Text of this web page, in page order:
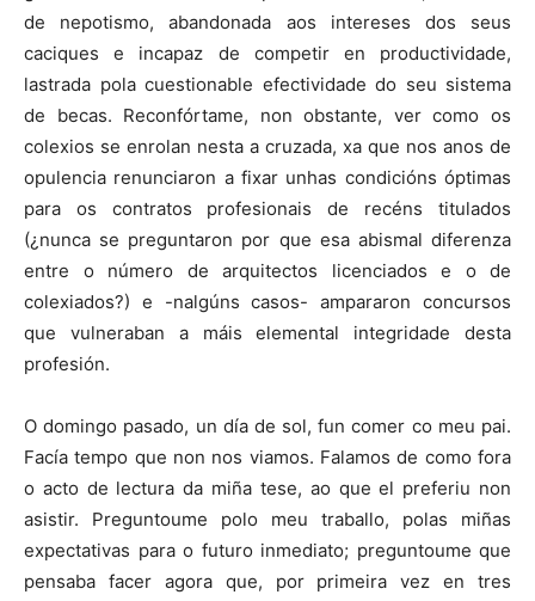
de nepotismo, abandonada aos intereses dos seus
caciques e incapaz de competir en productividade,
lastrada pola cuestionable efectividade do seu sistema
de becas. Reconfórtame, non obstante, ver como os
colexios se enrolan nesta a cruzada, xa que nos anos de
opulencia renunciaron a fixar unhas condicións óptimas
para os contratos profesionais de recéns titulados
(¿nunca se preguntaron por que esa abismal diferenza
entre o número de arquitectos licenciados e o de
colexiados?) e -nalgúns casos- ampararon concursos
que vulneraban a máis elemental integridade desta
profesión.
O domingo pasado, un día de sol, fun comer co meu pai.
Facía tempo que non nos viamos. Falamos de como fora
o acto de lectura da miña tese, ao que el preferiu non
asistir. Preguntoume polo meu traballo, polas miñas
expectativas para o futuro inmediato; preguntoume que
pensaba facer agora que, por primeira vez en tres